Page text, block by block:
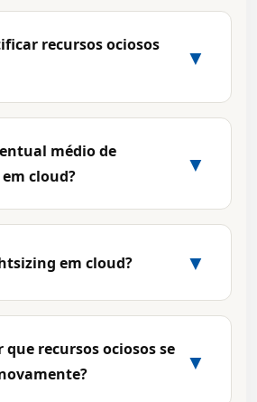
recursos ociosos
▼
médio de
cloud?
▼
em cloud? ▼
que recursos ociosos se
▼